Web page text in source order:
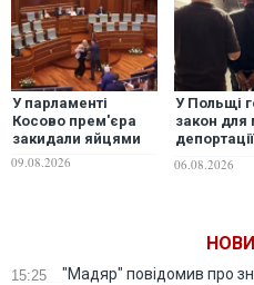
У парламенті
Косово прем'єра
закидали яйцями
09.08.2026
У Польщі
закон для
депортації
чоловіків
06.08.2026
15:25
"Мадяр" повідомив про